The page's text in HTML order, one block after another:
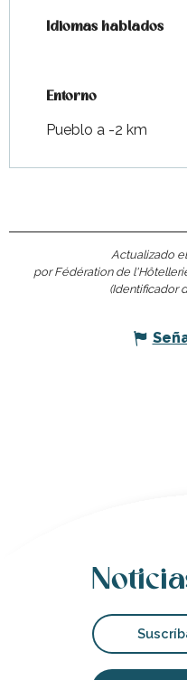
Idiomas hablados
Idiomas hablados
Entorno
Entorno
Pueblo a -2 km
Actualizado el
por Fédération de
(Identificador